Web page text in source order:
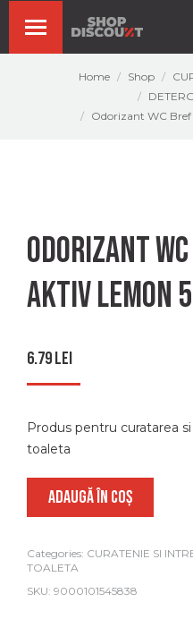
You are here:
Home Shop
Odorizant WC
Odorizant
Aktiv Lemon
6.79lei
Produs pentru curatarea
toaleta
ADAUGĂ ÎN COȘ
Categories: CURATENIE SI
TOALETA
SKU: 9000101545838